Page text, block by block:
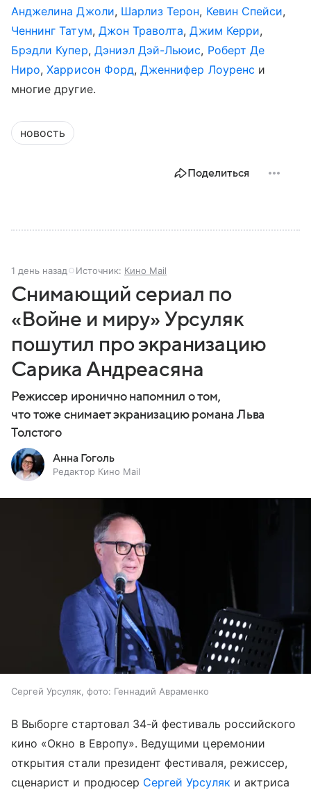
Анджелина Джоли, Шарлиз Терон, Кевин Спейси,
Ченнинг Татум, Джон Траволта,Джим Керри,
Брэдли Купер, Дэниэл Дэй-Льюис, Роберт Де
Ниро,Харрисон Форд,Дженнифер Лоуренс и
многие другие.
новость
Поделиться
1 день назад Источник: Кино Mail
Снимающий сериал по
«Войне и миру» Урсуляк
пошутил про экранизацию
Сарика Андреасяна
Режиссер иронично напомнил о том,
что тоже снимает экранизацию романа Льва
Толстого
Анна Гоголь
Редактор Кино Mail
Сергей Урсуляк, фото: Геннадий Авраменко
В Выборге стартовал 34-й фестиваль российского
кино «Окно в Европу». Ведущими церемонии
открытия стали президент фестиваля, режиссер,
сценарист и продюсер Сергей Урсуляк и актриса